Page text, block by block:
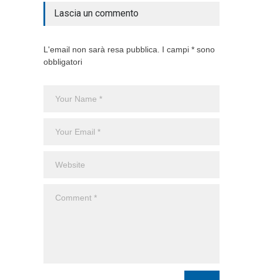
Lascia un commento
L'email non sarà resa pubblica. I campi * sono
obbligatori